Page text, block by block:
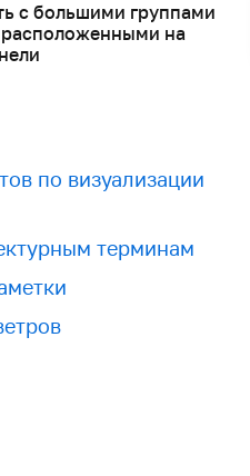
с большими группами
на
по визуализации
терминам